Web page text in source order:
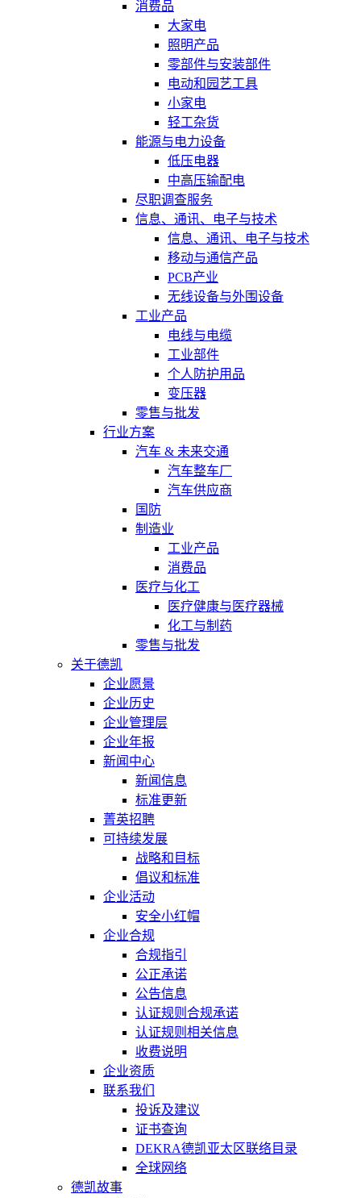
消费品
大家电
照明产品
零部件与安装部件
电动和园艺工具
小家电
轻工杂货
能源与电力设备
低压电器
中高压输配电
尽职调查服务
信息、通讯、电子与技术
信息、通讯、电子与技术
移动与通信产品
PCB产业
无线设备与外围设备
工业产品
电线与电缆
工业部件
个人防护用品
变压器
零售与批发
行业方案
汽车 & 未来交通
汽车整车厂
汽车供应商
国防
制造业
工业产品
消费品
医疗与化工
医疗健康与医疗器械
化工与制药
零售与批发
关于德凯
企业愿景
企业历史
企业管理层
企业年报
新闻中心
新闻信息
标准更新
菁英招聘
可持续发展
战略和目标
倡议和标准
企业活动
安全小红帽
企业合规
合规指引
公正承诺
公告信息
认证规则合规承诺
认证规则相关信息
收费说明
企业资质
联系我们
投诉及建议
证书查询
DEKRA德凯亚太区联络目录
全球网络
德凯故事